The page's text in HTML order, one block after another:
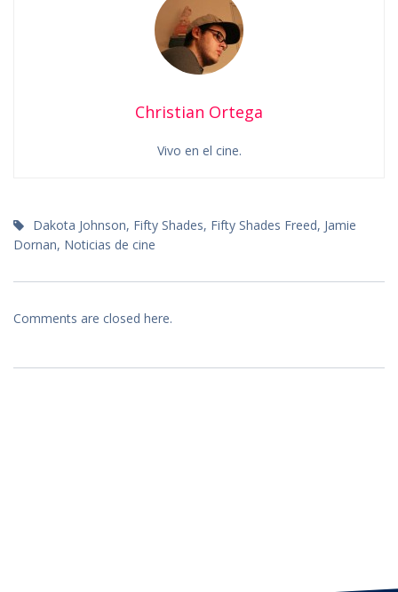
Christian Ortega
Vivo en el cine.
Dakota Johnson, Fifty Shades, Fifty Shades Freed, Jamie
Dornan, Noticias de cine
Comments are closed here.